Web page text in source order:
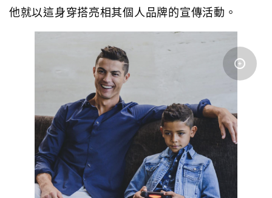
他就以這身穿搭亮相其個人品牌的宣傳活動。